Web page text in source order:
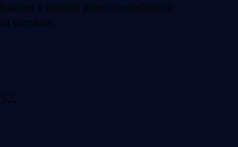
e materie prime secondarie da
circolare.